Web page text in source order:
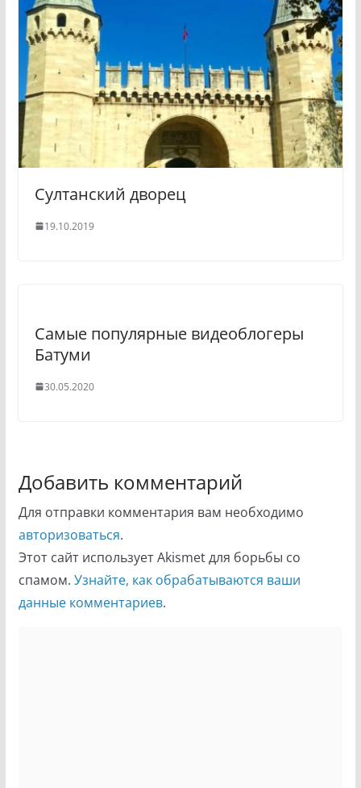
Султанский дворец
19.10.2019
Самые популярные видеоблогеры
Батуми
30.05.2020
Добавить комментарий
Для отправки комментария вам необходимо
авторизоваться.
Этот сайт использует Akismet для борьбы со
спамом. Узнайте, как обрабатываются ваши
данные комментариев.